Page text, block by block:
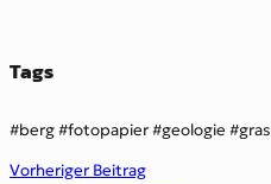
Tags
berg fotopapier geologie gras
Vorheriger Beitrag